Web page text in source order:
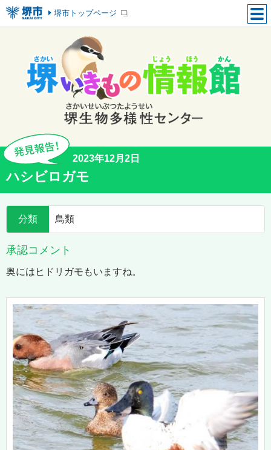
堺市トップページ
2023年12月2日
ハシビロガモ
分類 鳥類
承認コメント
奥にはヒドリガモもいますね。